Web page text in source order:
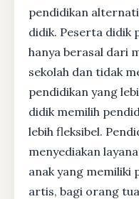
pendidikan
didik. Peserta didik
hanya berasal dari
sekolah dan tidak
pendidikan yang
didik memilih
lebih fleksibel.
menyediakan
anak yang memiliki
artis, bagi orang